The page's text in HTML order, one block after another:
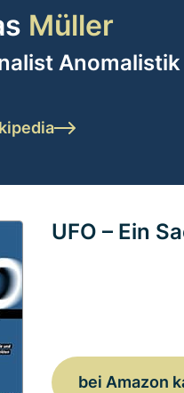
Müller
UFO – Ein
bei Amazon